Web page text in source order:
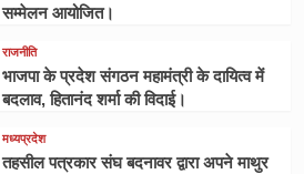
सम्मेलन आयोजित।
राजनीति
भाजपा के प्रदेश संगठन महामंत्री के दायित्व में
बदलाव, हितानंद शर्मा की विदाई।
मध्यप्रदेश
तहसील पत्रकार संघ बदनावर द्वारा अपने माथुर